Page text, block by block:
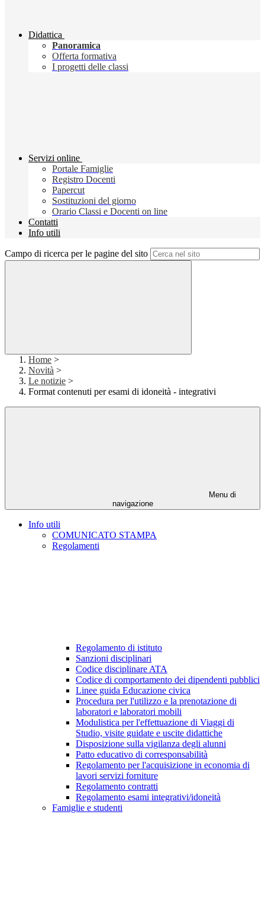
Didattica
Panoramica
Offerta formativa
I progetti delle classi
Servizi online
Portale Famiglie
Registro Docenti
Papercut
Sostituzioni del giorno
Orario Classi e Docenti on line
Contatti
Info utili
Campo di ricerca per le pagine del sito
Home >
Novità >
Le notizie >
Format contenuti per esami di idoneità - integrativi
Menu di
navigazione
Info utili
COMUNICATO STAMPA
Regolamenti
Regolamento di istituto
Sanzioni disciplinari
Codice disciplinare ATA
Codice di comportamento dei dipendenti pubblici
Linee guida Educazione civica
Procedura per l'utilizzo e la prenotazione di
laboratori e laboratori mobili
Modulistica per l'effettuazione di Viaggi di
Studio, visite guidate e uscite didattiche
Disposizione sulla vigilanza degli alunni
Patto educativo di corresponsabilità
Regolamento per l'acquisizione in economia di
lavori servizi forniture
Regolamento contratti
Regolamento esami integrativi/idoneità
Famiglie e studenti